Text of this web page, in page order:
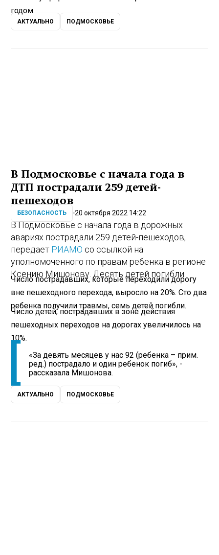
годом.
АКТУАЛЬНО ПОДМОСКОВЬЕ
В Подмосковье с начала года в
ДТП пострадали 259 детей-
пешеходов
БЕЗОПАСНОСТЬ 20 октября 2022 14:22
В Подмосковье с начала года в дорожных
авариях пострадали 259 детей-пешеходов,
передает РИАМО со ссылкой на
уполномоченного по правам ребенка в регионе
Ксению Мишонову. Десять детей погибли.
Число пострадавших, которые переходили дорогу
вне пешеходного перехода, выросло на 20%. Сто два
ребенка получили травмы, семь детей погибли.
Число детей, пострадавших в зоне действия
пешеходных переходов на дорогах увеличилось на
10%.
«За девять месяцев у нас 92 (ребенка – прим.
ред.) пострадало и один ребенок погиб», -
рассказала Мишонова.
АКТУАЛЬНО ПОДМОСКОВЬЕ